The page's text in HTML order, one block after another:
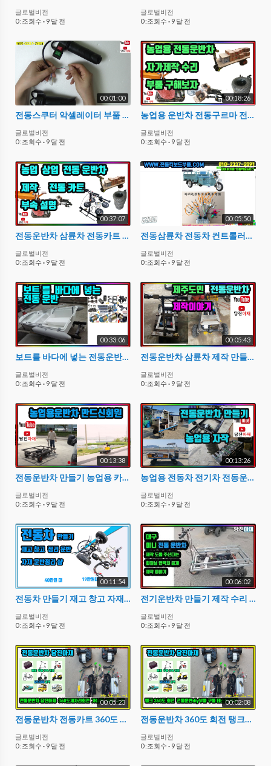
글로벌비전
0 :조회수 · 9 달 전
글로벌비전
0 :조회수 · 9 달 전
00:01:00
전동스쿠터 악셀레이터 부품 농업용운반차부품부속 삼륜차부속 전동부품
글로벌비전
0 :조회수 · 9 달 전
00:18:26
농업용 운반차 전동구르마 전기차 부품 만들기 카페회원 분들
글로벌비전
0 :조회수 · 9 달 전
00:37:07
전동운반차 삼륜차 전동카트 부품 부속 제작 수리용 부품소개 당진아재 종합본
글로벌비전
0 :조회수 · 9 달 전
00:05:50
전동삼륜차 전동차 컨트롤러부품 48V60V설명 카페회원요청
글로벌비전
0 :조회수 · 9 달 전
00:33:06
보트를 바다에 넣는 전동운반차 만들기 (검토부품) 당진아재 체인식구동
글로벌비전
0 :조회수 · 9 달 전
00:05:43
전동운반차 삼륜차 제작 만들기 제주도 만드신분이야기
글로벌비전
0 :조회수 · 9 달 전
00:13:38
전동운반차 만들기 농업용 카페회원 리뷰제작기 영상 당진아재
글로벌비전
0 :조회수 · 9 달 전
00:13:26
농업용 전동차 전기차 전동운반차 제작 만들기 diy 카페회원후기영상
글로벌비전
0 :조회수 · 9 달 전
00:11:54
전동차 만들기 재고 창고 자재 운반 전기차 제작 DIY 소형 물류창고
글로벌비전
0 :조회수 · 9 달 전
00:06:02
전기운반차 만들기 제작 수리 만들기 부품 대구 전기운반차
글로벌비전
0 :조회수 · 9 달 전
00:05:23
전동운반차 전동카트 360도 제자리에서 회전가능한 탱크 턴 당진아재
글로벌비전
0 :조회수 · 9 달 전
00:02:08
전동운반차 360도 회전 탱크턴 용 부품 가동테스트 영상 당진아재 듀얼 모터
글로벌비전
0 :조회수 · 9 달 전